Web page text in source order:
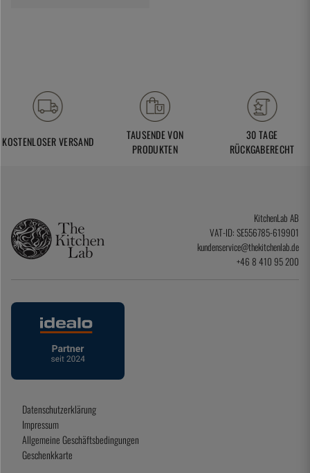
KOSTENLOSER VERSAND
TAUSENDE VON
PRODUKTEN
30 TAGE
RÜCKGABERECHT
KitchenLab AB
VAT-ID: SE556785-619901
kundenservice@thekitchenlab.de
+46 8 410 95 200
Datenschutzerklärung
Impressum
Allgemeine Geschäftsbedingungen
Geschenkkarte